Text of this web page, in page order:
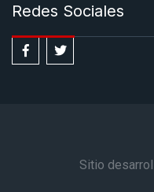
Redes Sociales
Sitio